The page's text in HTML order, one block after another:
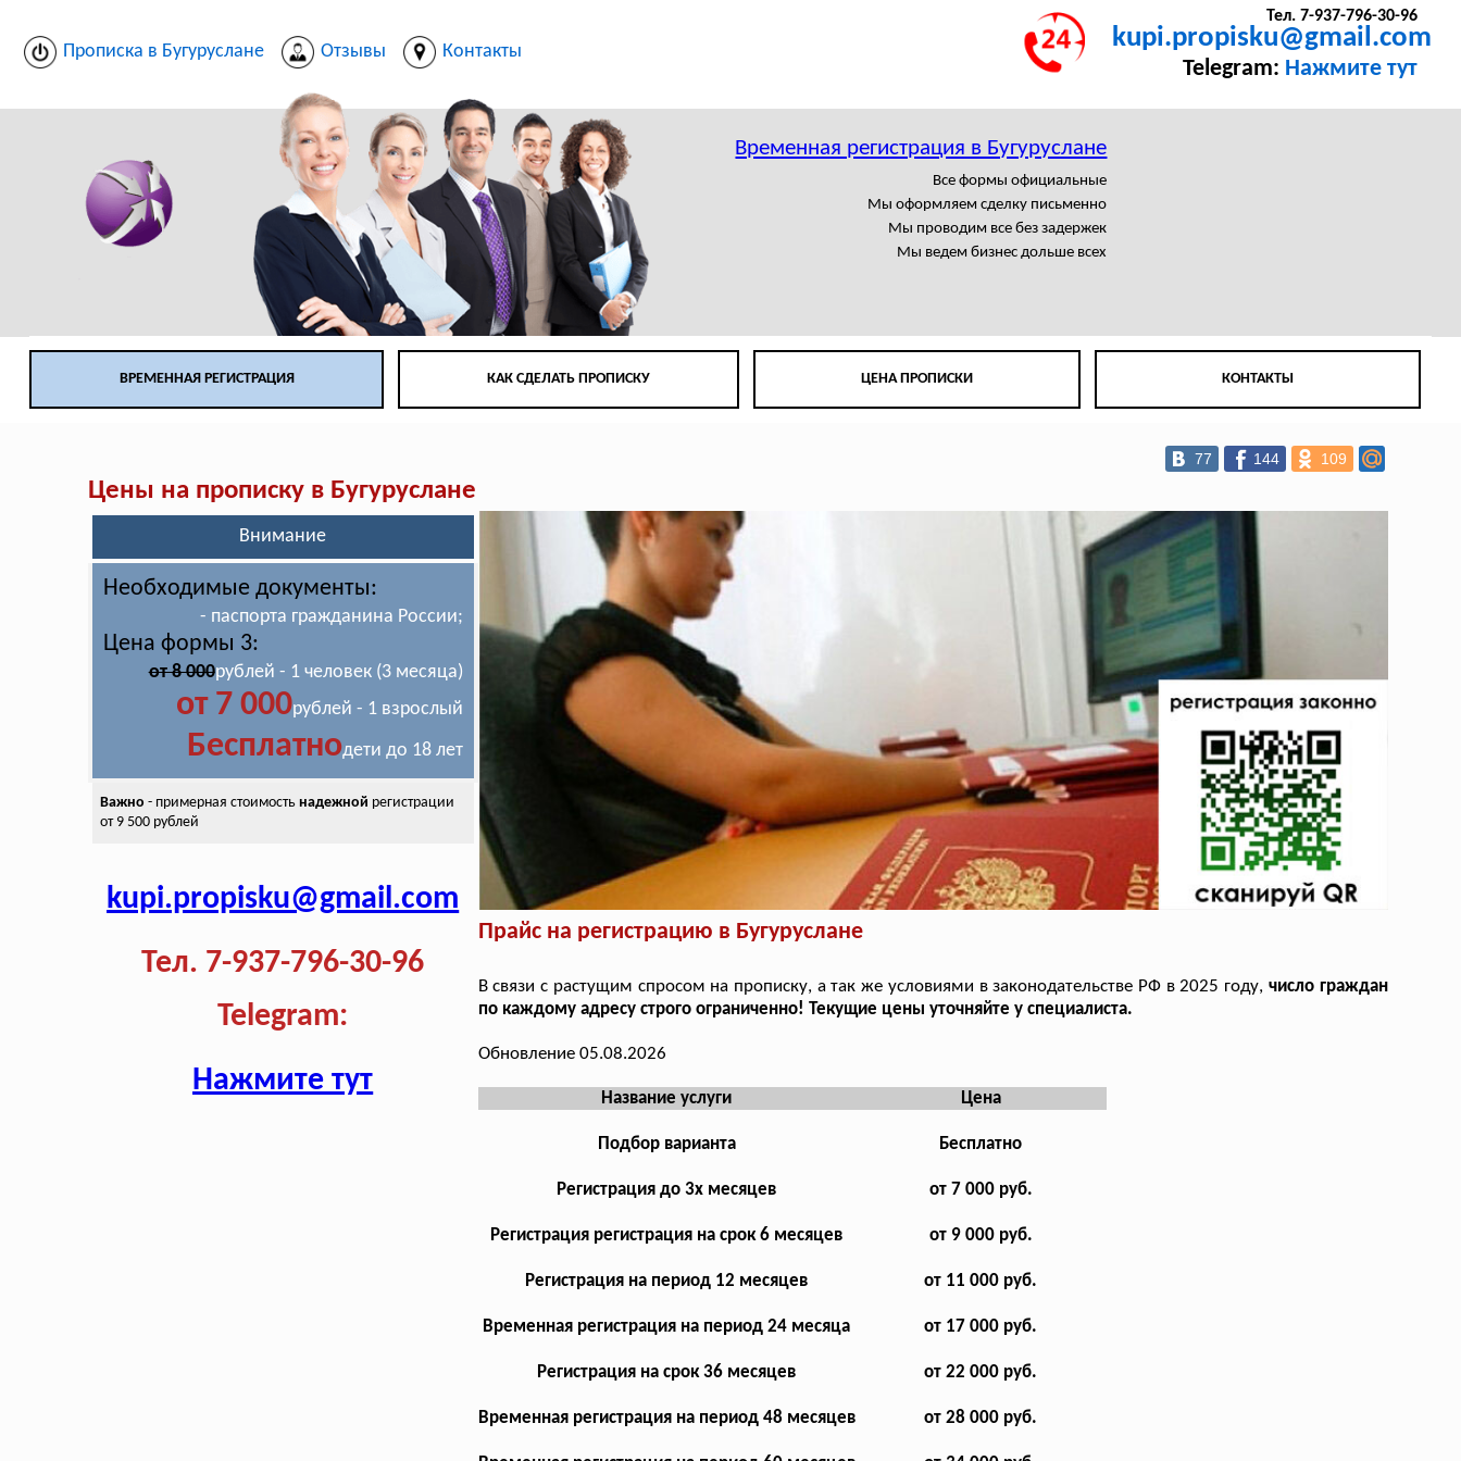
Прописка в Бугуруслане Отзывы Контакты
Тел. 7-937-796-30-96
kupi.propisku@gmail.com
Telegram: Нажмите тут
Временная регистрация в Бугуруслане
Все формы официальные
Мы оформляем сделку письменно
Мы проводим все без задержек
Мы ведем бизнес дольше всех
ВРЕМЕННАЯ РЕГИСТРАЦИЯ КАК СДЕЛАТЬ ПРОПИСКУ ЦЕНА ПРОПИСКИ КОНТАКТЫ
77 144 109
Цены на прописку в Бугуруслане
Внимание
Необходимые документы:
- паспорта гражданина России;
Цена формы 3:
от 8 000рублей - 1 человек (3 месяца)
от 7 000рублей - 1 взрослый
Бесплатнодети до 18 лет
Важно - примерная стоимость надежной регистрации
от 9 500 рублей
kupi.propisku@gmail.com
Тел. 7-937-796-30-96
Telegram:
Нажмите тут
Прайс на регистрацию в Бугуруслане
В связи с растущим спросом на прописку, а так же условиями в законодательстве РФ в 2025 году, число граждан
по каждому адресу строго ограниченно! Текущие цены уточняйте у специалиста.
Обновление 05.08.2026
Название услуги Цена
Подбор варианта Бесплатно
Регистрация до 3х месяцев от 7 000 руб.
Регистрация регистрация на срок 6 месяцев от 9 000 руб.
Регистрация на период 12 месяцев от 11 000 руб.
Временная регистрация на период 24 месяца от 17 000 руб.
Регистрация на срок 36 месяцев от 22 000 руб.
Временная регистрация на период 48 месяцев от 28 000 руб.